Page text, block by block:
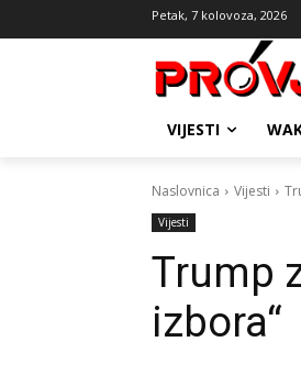
Petak, 7 kolovoza, 2026
VIJESTI
Naslovnica Vijesti
Vijesti
Trump
izbora“